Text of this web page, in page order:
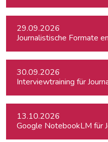
29.09.2026
Journalistische Formate
30.09.2026
Interviewtraining für
13.10.2026
Google NotebookLM für